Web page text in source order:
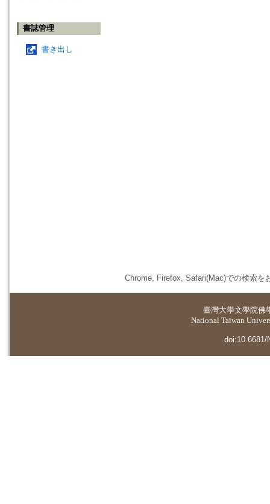
書誌管理
書き出し
Chrome, Firefox, Safari(Mac)での検索を
臺灣大學文學院佛
National Taiwan
doi:10.6681/